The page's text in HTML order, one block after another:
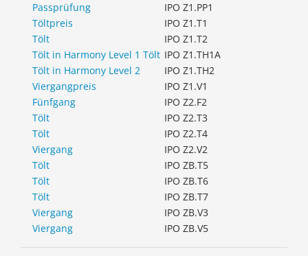
Passprüfung
IPO Z1.PP1
Töltpreis
IPO Z1.T1
Tölt
IPO Z1.T2
Tölt in Harmony Level 1 Tölt IPO Z1.TH1A
Tölt in Harmony Level 2
IPO Z1.TH2
Viergangpreis
IPO Z1.V1
Fünfgang
IPO Z2.F2
Tölt
IPO Z2.T3
Tölt
IPO Z2.T4
Viergang
IPO Z2.V2
Tölt
IPO ZB.T5
Tölt
IPO ZB.T6
Tölt
IPO ZB.T7
Viergang
IPO ZB.V3
Viergang
IPO ZB.V5